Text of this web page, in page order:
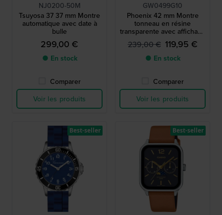
NJ0200-50M
Tsuyosa 37 37 mm Montre
automatique avec date à
bulle
299,00 €
● En stock
Comparer
Voir les produits
GW0499G10
Phoenix 42 mm Montre
tonneau en résine
transparente avec affichage
du jour et de la date
239,00 € 119,95 €
● En stock
Comparer
Voir les produits
Best-seller Best-seller